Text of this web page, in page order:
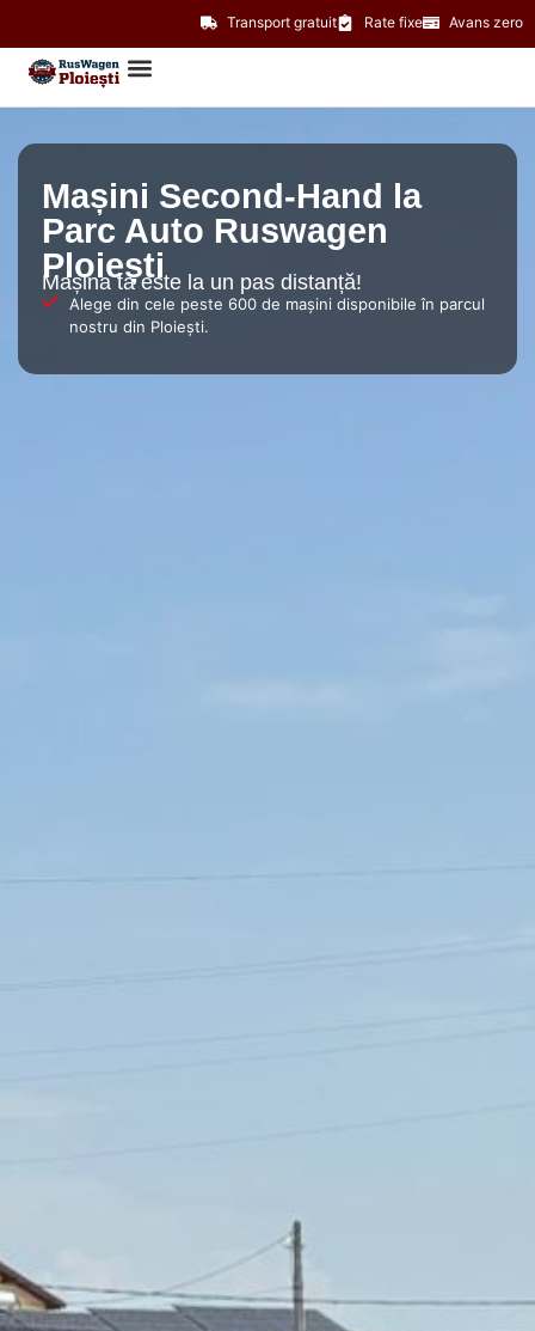
Transport gratuit Rate fixe Avans zero
Mașini Second-Hand la
Parc Auto Ruswagen
Ploiești
Mașina ta este la un pas distanță!
Alege din cele peste 600 de mașini disponibile în parcul
nostru din Ploiești.